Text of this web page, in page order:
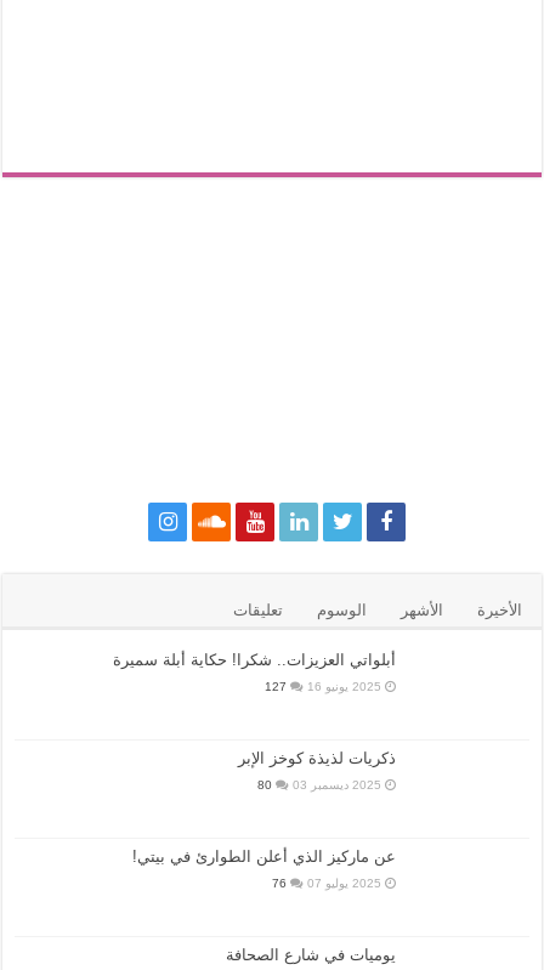
الأخيرة الأشهر الوسوم تعليقات
أبلواتي العزيزات.. شكرا! حكاية أبلة سميرة
2025 يونيو 16 127
ذكريات لذيذة كوخز الإبر
2025 ديسمبر 03 80
عن ماركيز الذي أعلن الطوارئ في بيتي!
2025 يوليو 07 76
يوميات في شارع الصحافة